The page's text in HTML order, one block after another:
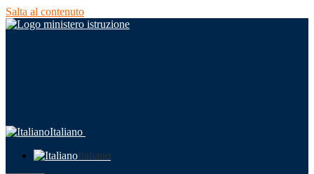
Salta al contenuto
Italiano
Italiano